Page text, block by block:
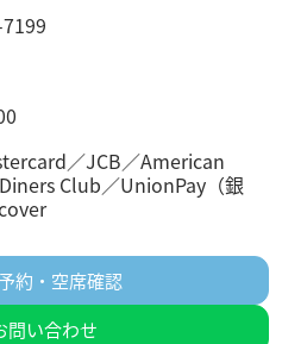
／JCB／American
Club／UnionPay（銀
約・空席確認
問い合わせ